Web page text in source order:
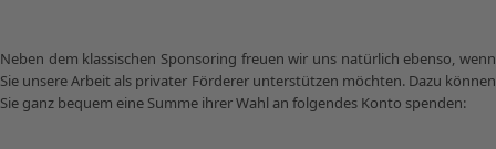
Neben dem klassischen Sponsoring freuen wir uns natürlich ebenso, wenn
Sie unsere Arbeit als privater Förderer unterstützen möchten. Dazu können
Sie ganz bequem eine Summe ihrer Wahl an folgendes Konto spenden: